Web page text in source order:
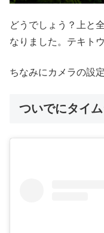
どうでしょう？上と
なりました。テキト
ちなみにカメラの設
ついでにタイム